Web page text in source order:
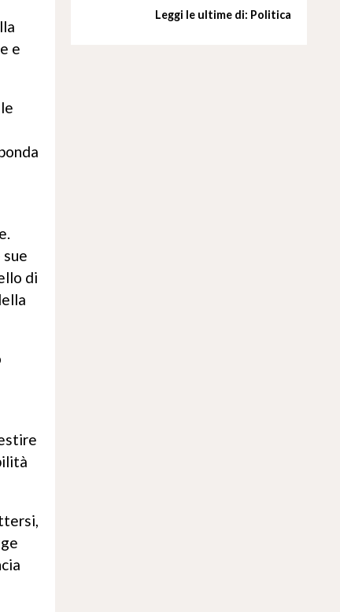
e
di
Leggi le ultime di: Politica